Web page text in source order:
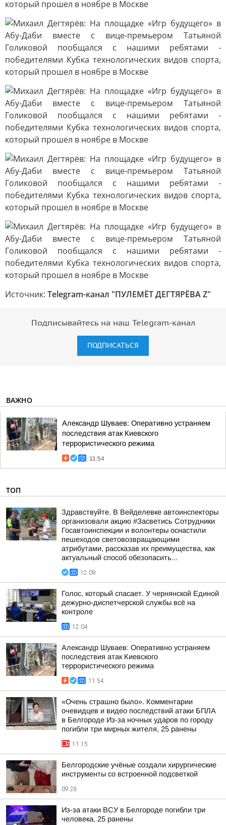
Источник: Telegram-канал "ПУЛЕМЁТ ДЕГТЯРЁВА Z"
Подписывайтесь на наш Telegram-канал
ПОДПИСАТЬСЯ
ВАЖНО
Александр Шуваев: Оперативно устраняем
последствия атак Киевского
террористического режима
11:54
ТОП
Здравствуйте. В Вейделевке автоинспекторы
организовали акцию #Засветись Сотрудники
Госавтоинспекции и волонтеры оснастили
пешеходов световозвращающими
атрибутами, рассказав их преимущества, как
актуальный способ обезопасить...
12:09
Голос, который спасает. У чернянской Единой
дежурно-диспетчерской службы всё на
контроле
12:04
Александр Шуваев: Оперативно устраняем
последствия атак Киевского
террористического режима
11:54
«Очень страшно было». Комментарии
очевидцев и видео последствий атаки БПЛА
в Белгороде Из-за ночных ударов по городу
погибли три мирных жителя, 25 ранены
11:15
Белгородские учёные создали хирургические
инструменты со встроенной подсветкой
09:28
Из-за атаки ВСУ в Белгороде погибли три
человека, 25 ранены